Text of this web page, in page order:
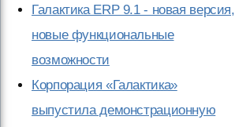
Галактика ERP 9.1 - новая версия,
новые функциональные
возможности
Корпорация «Галактика»
выпустила демонстрационную